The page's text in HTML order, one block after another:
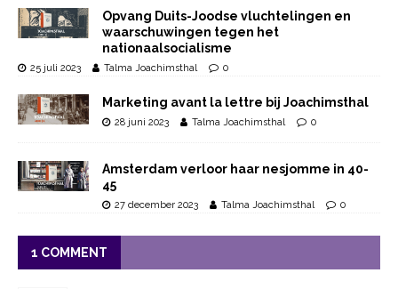
Opvang Duits-Joodse vluchtelingen en
waarschuwingen tegen het
nationaalsocialisme
25 juli 2023 Talma Joachimsthal 0
Marketing avant la lettre bij Joachimsthal
28 juni 2023 Talma Joachimsthal 0
Amsterdam verloor haar nesjomme in 40-
45
27 december 2023 Talma Joachimsthal 0
1 COMMENT